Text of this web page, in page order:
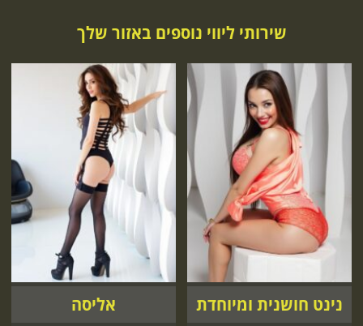
שירותי ליווי נוספים באזור שלך
נינט חושנית ומיוחדת אליסה